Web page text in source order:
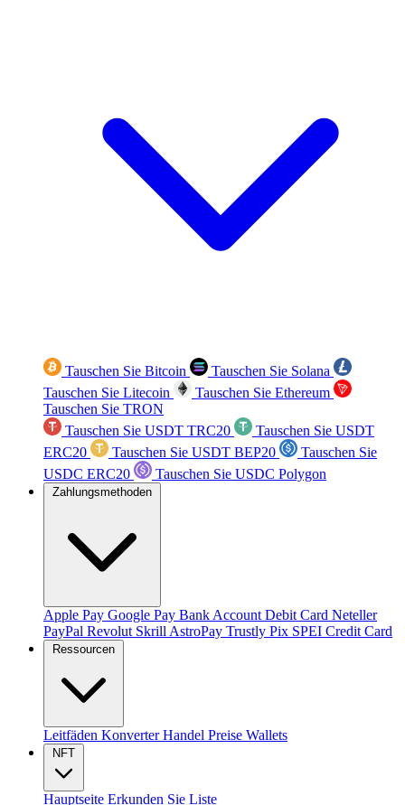
Tauschen Sie Bitcoin
Tauschen Sie Solana
Tauschen Sie Litecoin
Tauschen Sie Ethereum
Tauschen Sie TRON
Tauschen Sie USDT TRC20
Tauschen Sie USDT
ERC20
Tauschen Sie USDT BEP20
Tauschen Sie
USDC ERC20
Tauschen Sie USDC Polygon
Zahlungsmethoden
Apple Pay Google Pay Bank Account Debit Card Neteller
PayPal Revolut Skrill AstroPay Trustly Pix SPEI Credit Card
Ressourcen
Leitfäden KonverterHandel Preise Wallets
NFT
Hauptseite Erkunden Sie Liste